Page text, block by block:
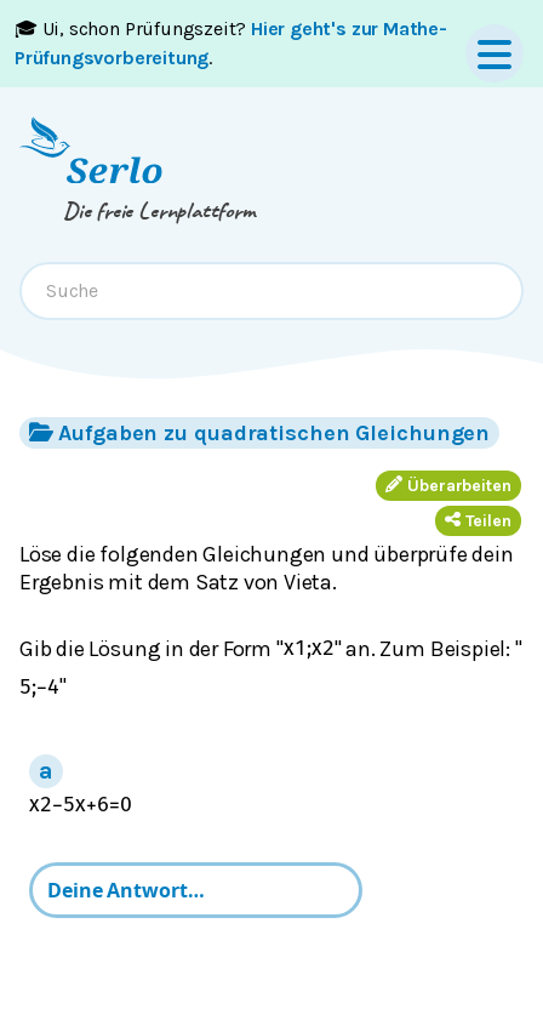
🎓 Ui, schon Prüfungszeit? Hier geht's zur Mathe-
Prüfungsvorbereitung.
Springe zumInhaltoderFooter
Die freie Lernplattform
Aufgaben zu quadratischen Gleichungen
Überarbeiten
Teilen
Löse die folgenden Gleichungen und überprüfe dein
Ergebnis mit dem Satz von Vieta.
Gib die Lösung in der Form "x1 ;x2" an. Zum Beispiel: "
5;−4"
x2−5x+6=0